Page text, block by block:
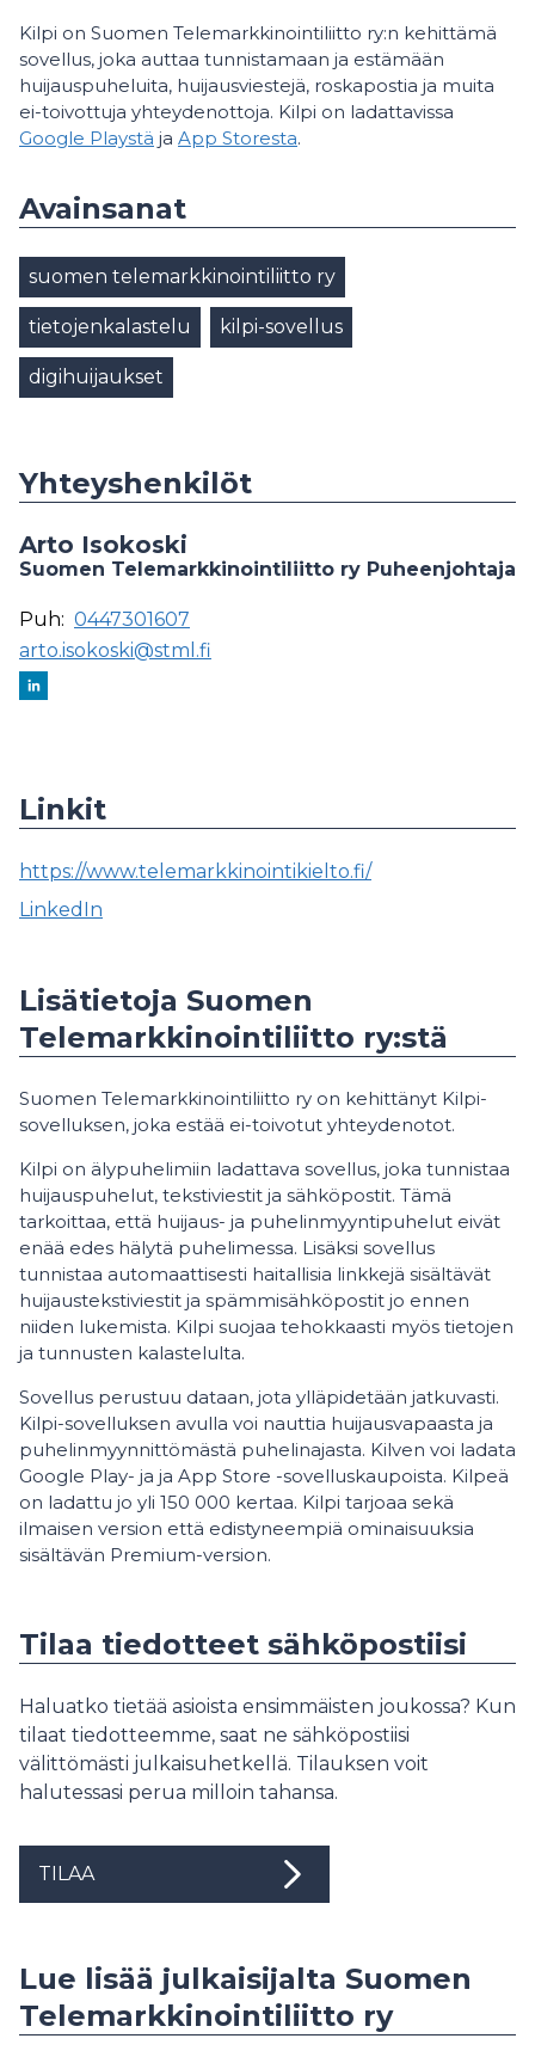
Kilpi on Suomen Telemarkkinointiliitto ry:n kehittämä
sovellus, joka auttaa tunnistamaan ja estämään
huijauspuheluita, huijausviestejä, roskapostia ja muita
ei-toivottuja yhteydenottoja. Kilpi on ladattavissa
Google Playstä ja App Storesta.
Avainsanat
suomen telemarkkinointiliitto ry
tietojenkalastelu kilpi-sovellus
digihuijaukset
Yhteyshenkilöt
Arto Isokoski
Suomen Telemarkkinointiliitto ry Puheenjohtaja
Puh: 0447301607
arto.isokoski@stml.fi
Linkit
https://www.telemarkkinointikielto.fi/
LinkedIn
Lisätietoja Suomen
Telemarkkinointiliitto ry:stä
Suomen Telemarkkinointiliitto ry on kehittänyt Kilpi-
sovelluksen, joka estää ei-toivotut yhteydenotot.
Kilpi on älypuhelimiin ladattava sovellus, joka tunnistaa
huijauspuhelut, tekstiviestit ja sähköpostit. Tämä
tarkoittaa, että huijaus- ja puhelinmyyntipuhelut eivät
enää edes hälytä puhelimessa. Lisäksi sovellus
tunnistaa automaattisesti haitallisia linkkejä sisältävät
huijaustekstiviestit ja spämmisähköpostit jo ennen
niiden lukemista. Kilpi suojaa tehokkaasti myös tietojen
ja tunnusten kalastelulta.
Sovellus perustuu dataan, jota ylläpidetään jatkuvasti.
Kilpi-sovelluksen avulla voi nauttia huijausvapaasta ja
puhelinmyynnittömästä puhelinajasta. Kilven voi ladata
Google Play- ja ja App Store -sovelluskaupoista. Kilpeä
on ladattu jo yli 150 000 kertaa. Kilpi tarjoaa sekä
ilmaisen version että edistyneempiä ominaisuuksia
sisältävän Premium-version.
Tilaa tiedotteet sähköpostiisi
Haluatko tietää asioista ensimmäisten joukossa? Kun
tilaat tiedotteemme, saat ne sähköpostiisi
välittömästi julkaisuhetkellä. Tilauksen voit
halutessasi perua milloin tahansa.
TILAA
Lue lisää julkaisijalta Suomen
Telemarkkinointiliitto ry